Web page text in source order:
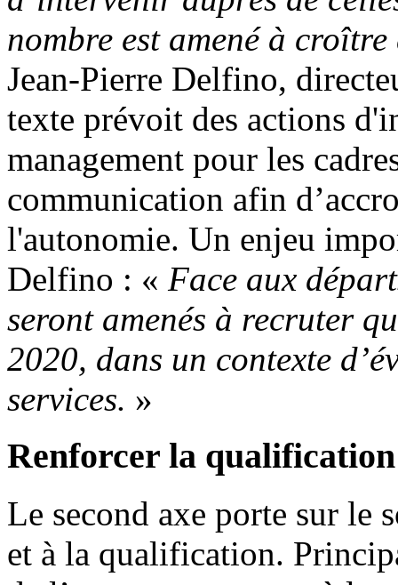
nombre est amené à
Jean-Pierre Delfino,
texte prévoit des actions
management pour les
communication afin
l'autonomie. Un enjeu
Delfino : « Face aux
seront amenés à recruter
2020, dans un contexte
services. »
Renforcer la qualification
Le second axe porte sur le
et à la qualification.